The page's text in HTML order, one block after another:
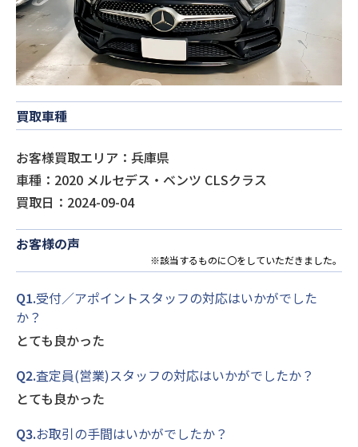
買取車種
お客様買取エリア：兵庫県
車種：2020 メルセデス・ベンツ CLSクラス
買取日：2024-09-04
お客様の声
※該当するものに〇をしていただきました。
Q1.受付／アポイントスタッフの対応はいかがでした
か？
とても良かった
Q2.査定員(営業)スタッフの対応はいかがでしたか？
とても良かった
Q3.お取引の手間はいかがでしたか？